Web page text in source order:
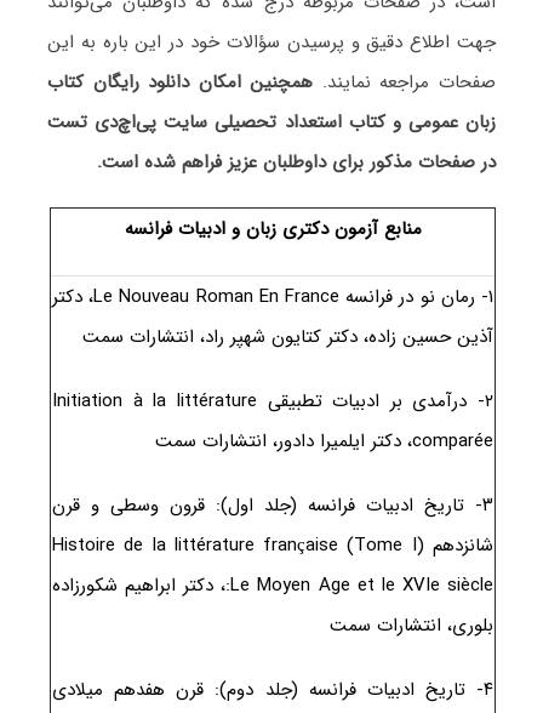
جهت اطلاع دقیق و پرسیدن سؤالات خود در این باره به این
صفحات مراجعه نمایند. همچنین امکان دانلود رایگان کتاب
زبان عمومی و کتاب استعداد تحصیلی سایت پی‌اچ‌دی تست
در صفحات مذکور برای داوطلبان عزیز فراهم شده است.
منابع آزمون دکتری زبان و ادبیات فرانسه
۱- رمان نو در فرانسه Le Nouveau Roman En France، دکتر
آذین حسین زاده، دکتر کتایون شهپر راد، انتشارات سمت
۲- درآمدی بر ادبیات تطبیقی Initiation à la littérature
comparée، دکتر ایلمیرا دادور، انتشارات سمت
۳- تاریخ ادبیات فرانسه (جلد اول): قرون وسطی و قرن
شانزدهم Histoire de la littérature française (Tome I)
:Le Moyen Age et le XVIe siècle، دکتر ابراهیم شکورزاده
بلوری، انتشارات سمت
۴- تاریخ ادبیات فرانسه (جلد دوم): قرن هفدهم میلادی